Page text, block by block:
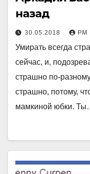
назад
30.05.2018 РМ
Умирать всегда
сейчас, и,
страшно по-
страшно, потому,
мамкиной юбки.